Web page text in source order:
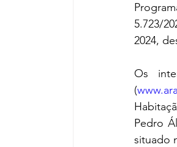
Emprego
5.723/
2024,
Os
(
Pedro
situado